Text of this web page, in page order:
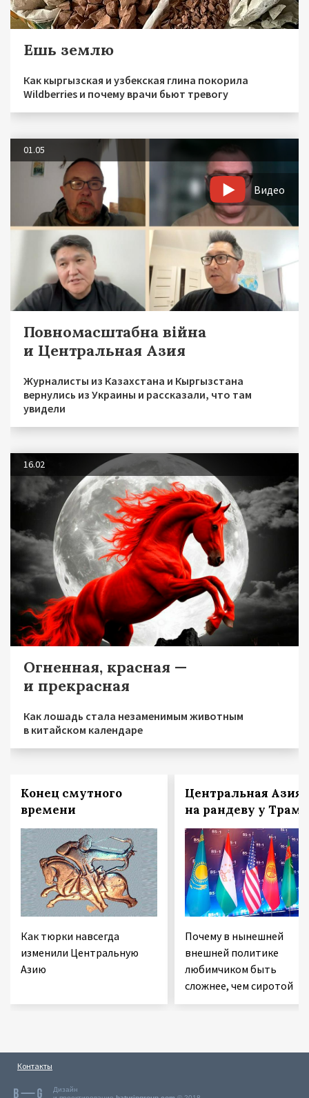
Ешь землю
Как кыргызская и узбекская глина покорила
Wildberries и почему врачи бьют тревогу
01.05
Видео
Повномасштабна війна
и Центральная Азия
Журналисты из Казахстана и Кыргызстана
вернулись из Украины и рассказали, что там
увидели
16.02
Огненная, красная —
и прекрасная
Как лошадь стала незаменимым животным
в китайском календаре
Конец смутного
времени
Как тюрки навсегда
изменили Центральную
Азию
Центральная Азия
на рандеву у
Почему в нынешней
внешней политике
любимчиком быть
сложнее, чем сиротой
Контакты
Дизайн